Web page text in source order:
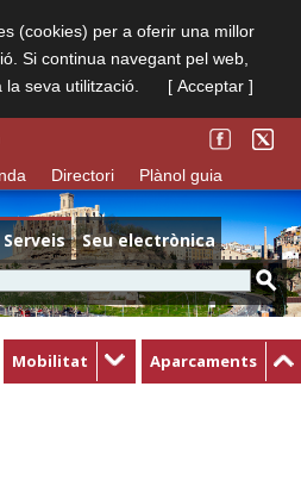
(cookies) per a oferir una millor
Si continua navegant pel web,
seva utilització.
[ Acceptar ]
Directori Plànol guia
Serveis
Seu electrònica
Mobilitat Aparcaments